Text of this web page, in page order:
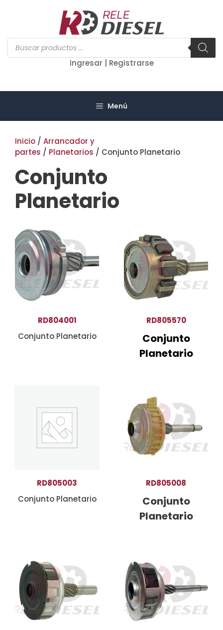
Búsqueda
de
productos
Ingresar | Registrarse
Menú
Inicio / Arrancador y
partes / Planetarios / Conjunto Planetario
Conjunto
Planetario
RD804001
Conjunto Planetario
RD805570
Conjunto
Planetario
RD805003
Conjunto Planetario
RD805008
Conjunto
Planetario